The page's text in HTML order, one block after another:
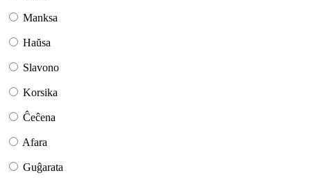
Manksa
Haŭsa
Slavono
Korsika
Ĉeĉena
Afara
Guĝarata